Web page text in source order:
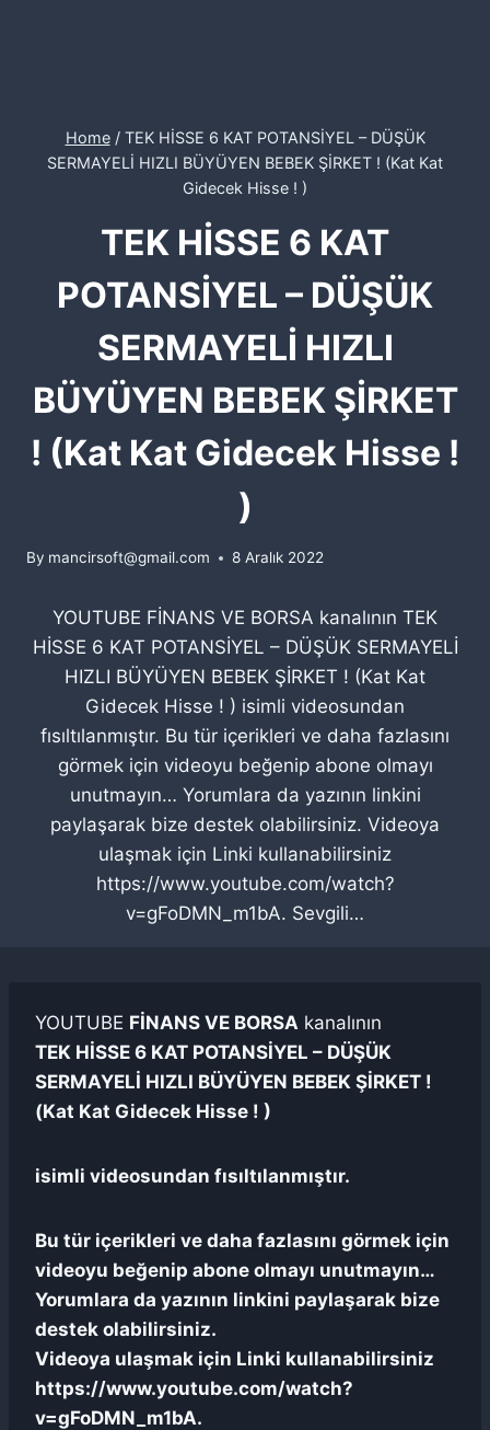
Home / TEK HİSSE 6 KAT POTANSİYEL – DÜŞÜK
SERMAYELİ HIZLI BÜYÜYEN BEBEK ŞİRKET ! (Kat Kat
Gidecek Hisse ! )
TEK HİSSE 6 KAT
POTANSİYEL – DÜŞÜK
SERMAYELİ HIZLI
BÜYÜYEN BEBEK ŞİRKET
! (Kat Kat Gidecek Hisse !
)
By mancirsoft@gmail.com 8 Aralık 2022
YOUTUBE FİNANS VE BORSA kanalının TEK
HİSSE 6 KAT POTANSİYEL – DÜŞÜK SERMAYELİ
HIZLI BÜYÜYEN BEBEK ŞİRKET ! (Kat Kat
Gidecek Hisse ! ) isimli videosundan
fısıltılanmıştır. Bu tür içerikleri ve daha fazlasını
görmek için videoyu beğenip abone olmayı
unutmayın… Yorumlara da yazının linkini
paylaşarak bize destek olabilirsiniz. Videoya
ulaşmak için Linki kullanabilirsiniz
https://www.youtube.com/watch?
v=gFoDMN_m1bA. Sevgili…
YOUTUBE FİNANS VE BORSA kanalının
TEK HİSSE 6 KAT POTANSİYEL – DÜŞÜK
SERMAYELİ HIZLI BÜYÜYEN BEBEK ŞİRKET !
(Kat Kat Gidecek Hisse ! )
isimli videosundan fısıltılanmıştır.
Bu tür içerikleri ve daha fazlasını görmek için
videoyu beğenip abone olmayı unutmayın…
Yorumlara da yazının linkini paylaşarak bize
destek olabilirsiniz.
Videoya ulaşmak için Linki kullanabilirsiniz
https://www.youtube.com/watch?
v=gFoDMN_m1bA.